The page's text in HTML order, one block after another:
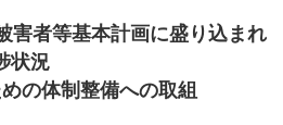
者等基本計画に盛り込まれ
状況
の体制整備への取組